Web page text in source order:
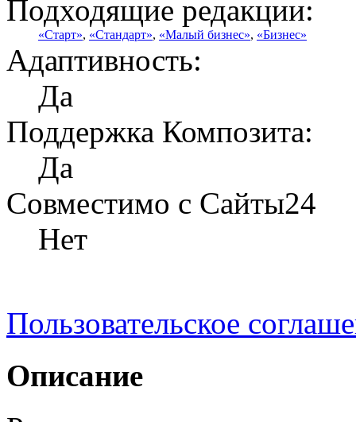
Подходящие редакции:
«Старт», «Стандарт», «Малый бизнес», «Бизнес»
Адаптивность:
Да
Поддержка Композита:
Да
Совместимо с Сайты24
Нет
Пользовательское
Описание